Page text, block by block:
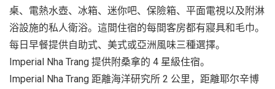
桌、電熱水壺、冰箱、迷你吧、保險箱、平面電視以及附淋
浴設施的私人衛浴。這間住宿的每間客房都有寢具和毛巾。
每日早餐提供自助式、美式或亞洲風味三種選擇。
Imperial Nha Trang 提供附桑拿的 4 星級住宿。
Imperial Nha Trang 距離海洋研究所 2 公里，距離耶尔辛博